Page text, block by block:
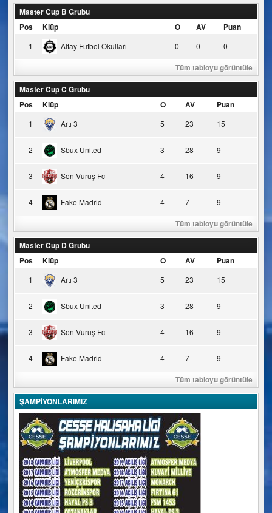
Master Cup B Grubu
Pos
Klüp O AV Puan
1 Altay Futbol Okulları 0 0 0
Tüm tabloyu görüntüle
Master Cup C Grubu
Pos
Klüp O AV Puan
1 Artı 3 5 23 15
2 Sbux United 3 28 9
3 Son Vuruş Fc 4 16 9
4 Fake Madrid 4 7 9
Tüm tabloyu görüntüle
Master Cup D Grubu
Pos
Klüp O AV Puan
1 Artı 3 5 23 15
2 Sbux United 3 28 9
3 Son Vuruş Fc 4 16 9
4 Fake Madrid 4 7 9
Tüm tabloyu görüntüle
ŞAMPİYONLARIMIZ